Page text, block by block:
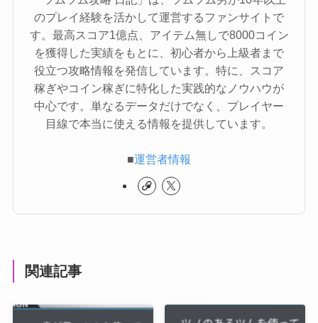
のプレイ経験を活かして運営するファンサイトで
す。最高スコア1億点、アイテム無しで8000コイン
を獲得した実績をもとに、初心者から上級者まで
役立つ攻略情報を発信しています。特に、スコア
稼ぎやコイン稼ぎに特化した実践的なノウハウが
中心です。単なるデータだけでなく、プレイヤー
目線で本当に使える情報を提供しています。
■運営者情報
関連記事